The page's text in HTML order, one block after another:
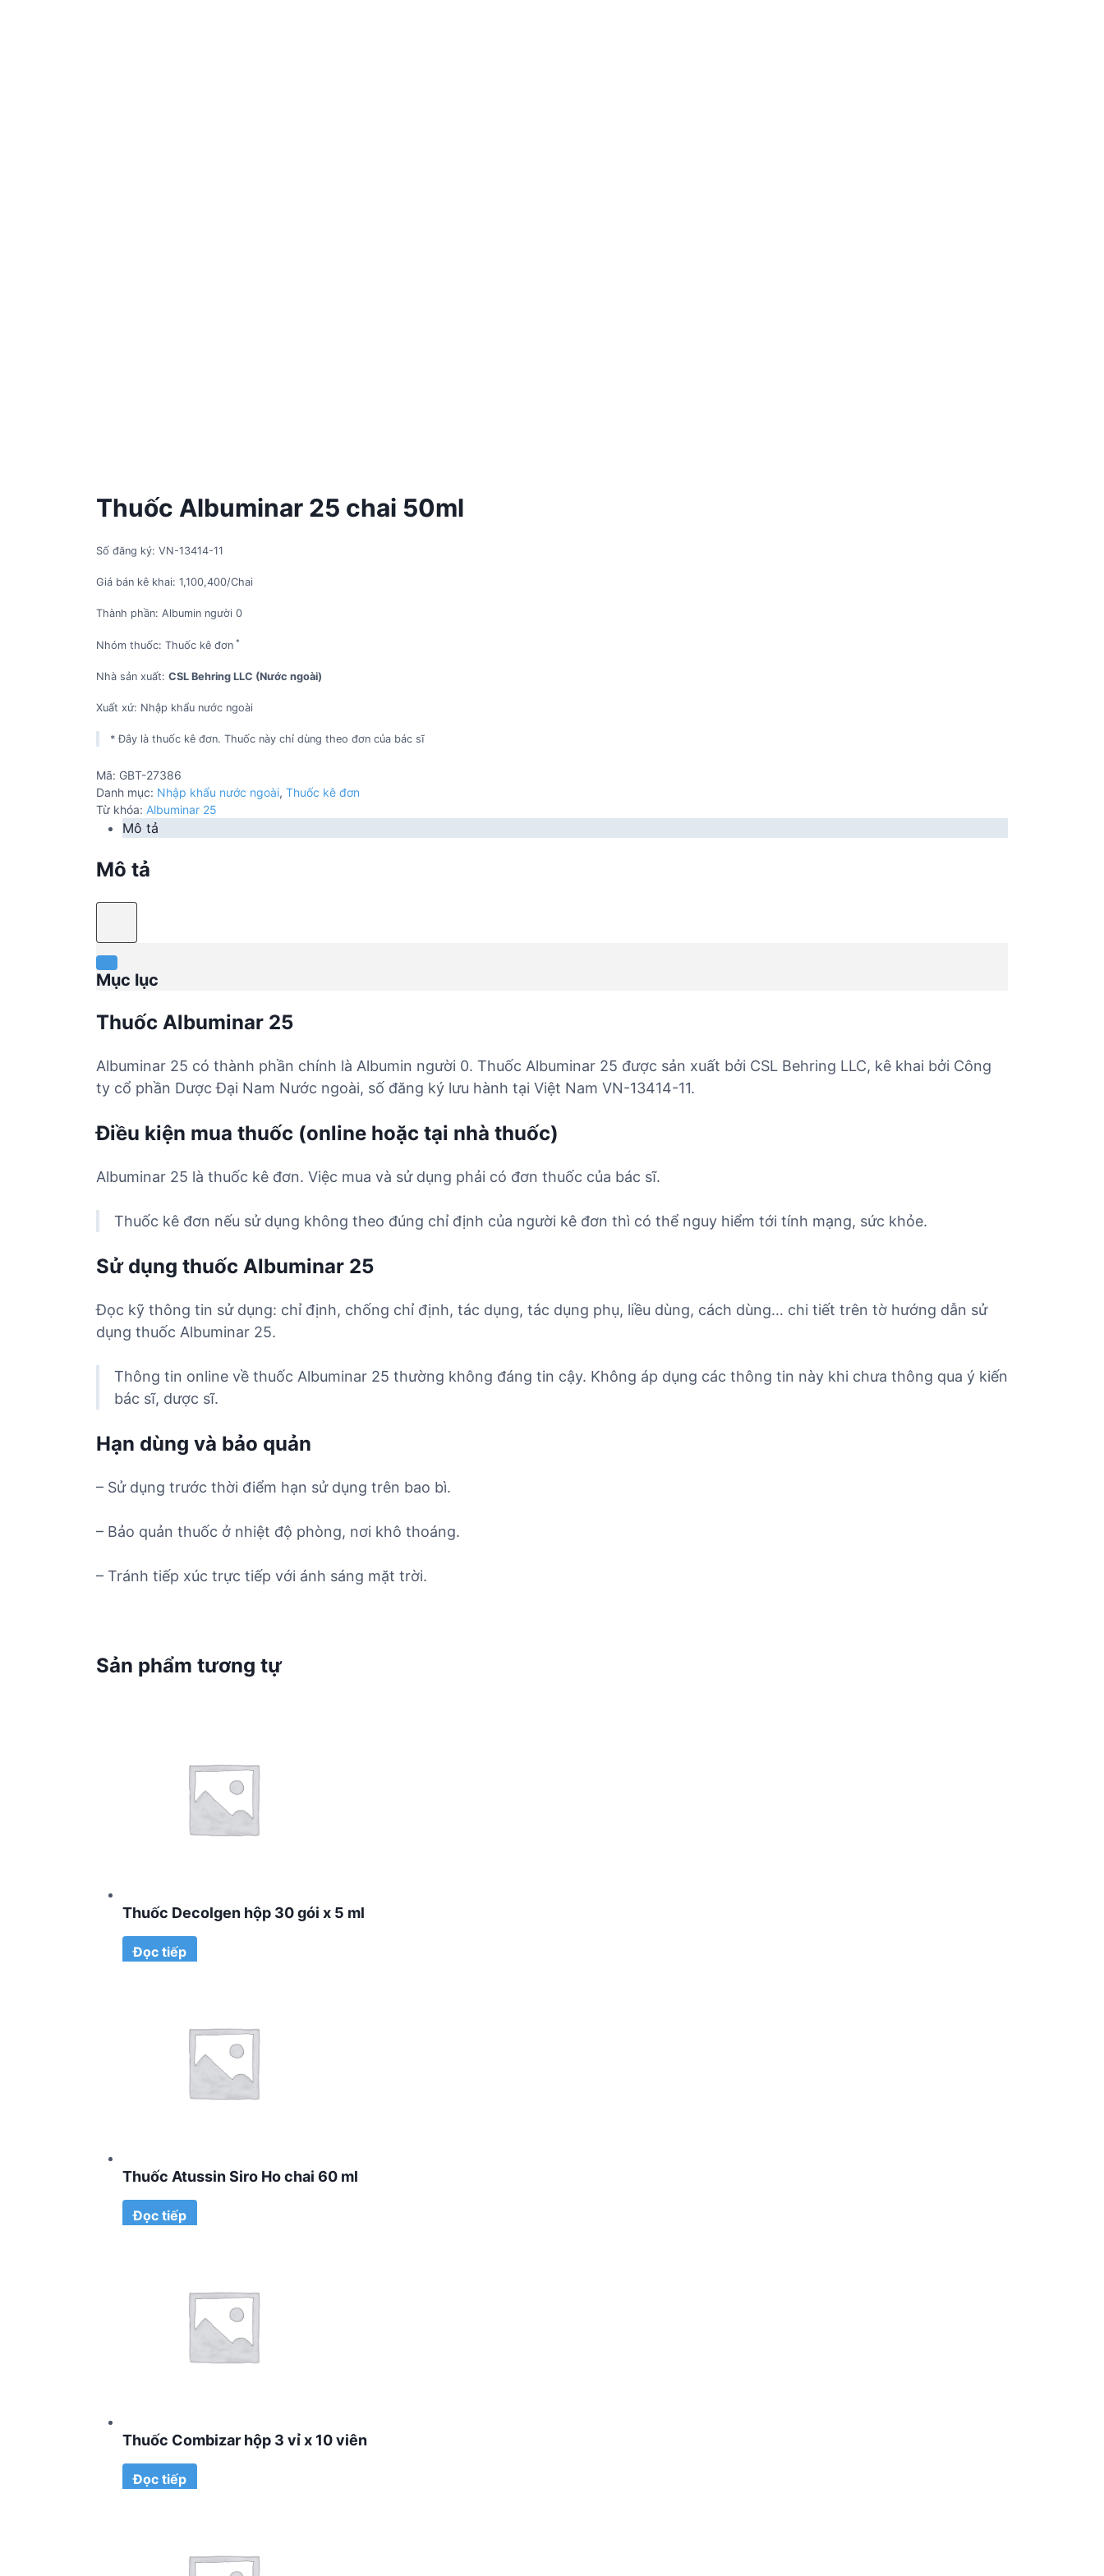
Thuốc Albuminar 25 chai 50ml
Số đăng ký: VN-13414-11
Giá bán kê khai: 1,100,400/Chai
Thành phần: Albumin người 0
Nhóm thuốc: Thuốc kê đơn *
Nhà sản xuất: CSL Behring LLC (Nước ngoài)
Xuất xứ: Nhập khẩu nước ngoài
* Đây là thuốc kê đơn. Thuốc này chỉ dùng theo đơn của bác sĩ
Mã: GBT-27386
Danh mục: Nhập khẩu nước ngoài, Thuốc kê đơn
Từ khóa: Albuminar 25
Mô tả
Mô tả
Mục lục
Thuốc Albuminar 25
Albuminar 25 có thành phần chính là Albumin người 0. Thuốc Albuminar 25 được sản xuất bởi CSL Behring LLC, kê khai bởi Công
ty cổ phần Dược Đại Nam Nước ngoài, số đăng ký lưu hành tại Việt Nam VN-13414-11.
Điều kiện mua thuốc (online hoặc tại nhà thuốc)
Albuminar 25 là thuốc kê đơn. Việc mua và sử dụng phải có đơn thuốc của bác sĩ.
Thuốc kê đơn nếu sử dụng không theo đúng chỉ định của người kê đơn thì có thể nguy hiểm tới tính mạng, sức khỏe.
Sử dụng thuốc Albuminar 25
Đọc kỹ thông tin sử dụng: chỉ định, chống chỉ định, tác dụng, tác dụng phụ, liều dùng, cách dùng… chi tiết trên tờ hướng dẫn sử
dụng thuốc Albuminar 25.
Thông tin online về thuốc Albuminar 25 thường không đáng tin cậy. Không áp dụng các thông tin này khi chưa thông qua ý kiến
bác sĩ, dược sĩ.
Hạn dùng và bảo quản
– Sử dụng trước thời điểm hạn sử dụng trên bao bì.
– Bảo quản thuốc ở nhiệt độ phòng, nơi khô thoáng.
– Tránh tiếp xúc trực tiếp với ánh sáng mặt trời.
Sản phẩm tương tự
Thuốc Decolgen hộp 30 gói x 5 ml
Đọc tiếp
Thuốc Atussin Siro Ho chai 60 ml
Đọc tiếp
Thuốc Combizar hộp 3 vỉ x 10 viên
Đọc tiếp